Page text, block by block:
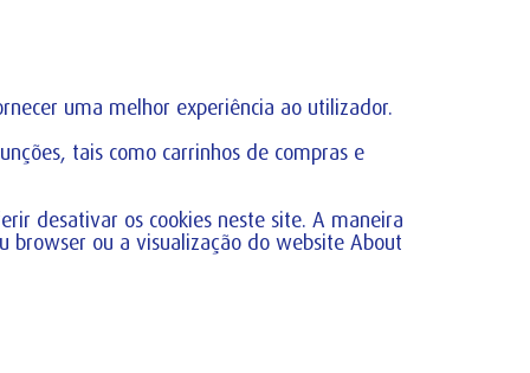
uma melhor experiência ao utilizador.
tais como carrinhos de compras e
desativar os cookies neste site. A maneira
browser ou a visualização do website About